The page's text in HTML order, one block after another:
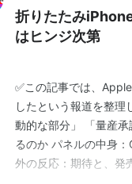
折りたたみ
はヒンジ次第
✅この記事では、
したという報道を整
動的な部分」 「量産
るのか パネルの中身
外の反応：期待と、発